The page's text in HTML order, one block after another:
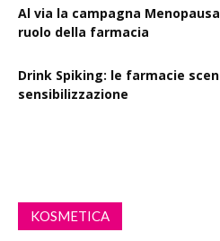
Al via la campagna
ruolo della farmacia
Drink Spiking: le farmacie
sensibilizzazione
KOSMETICA